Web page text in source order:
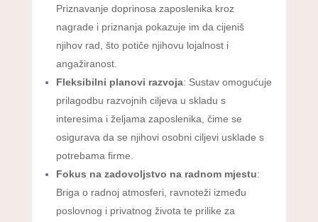
Priznavanje doprinosa zaposlenika kroz
nagrade i priznanja pokazuje im da cijeniš
njihov rad, što potiče njihovu lojalnost i
angažiranost.
Fleksibilni planovi razvoja: Sustav omogućuje
prilagodbu razvojnih ciljeva u skladu s
interesima i željama zaposlenika, čime se
osigurava da se njihovi osobni ciljevi usklade s
potrebama firme.
Fokus na zadovoljstvo na radnom mjestu:
Briga o radnoj atmosferi, ravnoteži između
poslovnog i privatnog života te prilike za